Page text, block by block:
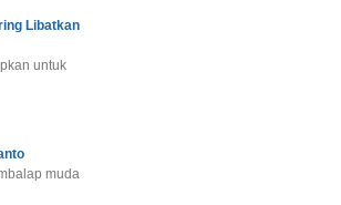
Libatkan
untuk
muda